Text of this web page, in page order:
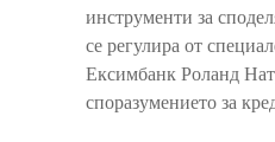
инструменти за
се регулира от
Ексимбанк Роланд
споразумението за